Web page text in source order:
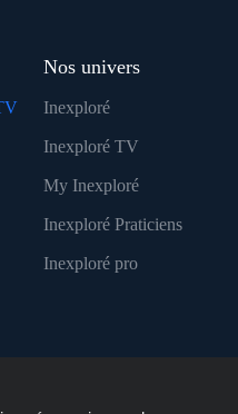
Nos univers
Inexploré
Inexploré TV
My Inexploré
Inexploré Praticiens
Inexploré pro